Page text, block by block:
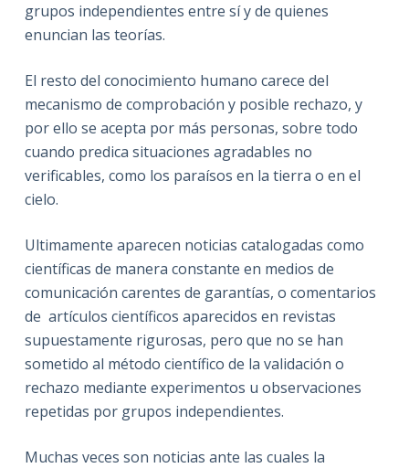
grupos independientes entre sí y de quienes
enuncian las teorías.
El resto del conocimiento humano carece del
mecanismo de comprobación y posible rechazo, y
por ello se acepta por más personas, sobre todo
cuando predica situaciones agradables no
verificables, como los paraísos en la tierra o en el
cielo.
Ultimamente aparecen noticias catalogadas como
científicas de manera constante en medios de
comunicación carentes de garantías, o comentarios
de artículos científicos aparecidos en revistas
supuestamente rigurosas, pero que no se han
sometido al método científico de la validación o
rechazo mediante experimentos u observaciones
repetidas por grupos independientes.
Muchas veces son noticias ante las cuales la